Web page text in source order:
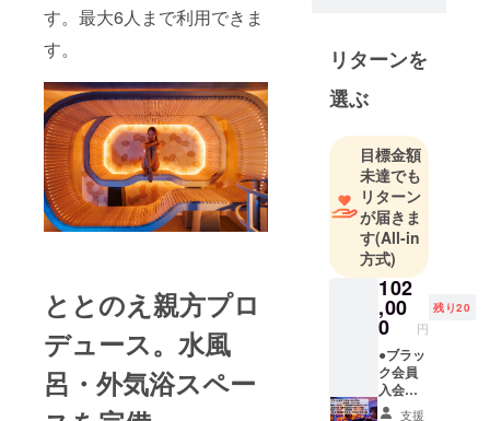
す。最大6人まで利用できま
す。
ととのえ親方プロ
デュース。水風
呂・外気浴スペー
であるフィ
ンランドと
同様に、家
カップルで
も利用可
能。最大6人
まで利用で
きます。あ
の「ととの
え親方」プ
ロデュー
ス。都心部
にありなが
ら、水風呂
と外気浴ス
リターンを
選ぶ
目標金額
未達でも
リターン
が届きま
す(All-in
方式)
102
,00
0 円
残り20
●ブラッ
ク会員
入会金
10万円
支援